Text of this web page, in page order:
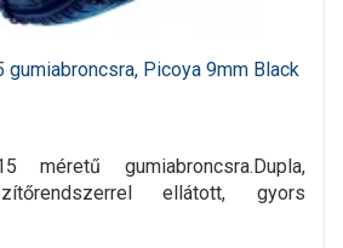
gumiabroncsra, Picoya 9mm Black
méretű gumiabroncsra.Dupla,
ellátott, gyors